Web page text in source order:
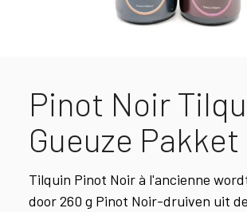
Pinot Noir
Gueuze Pakket
Tilquin Pinot Noir à l'ancienne
door 260 g Pinot Noir-druiven uit